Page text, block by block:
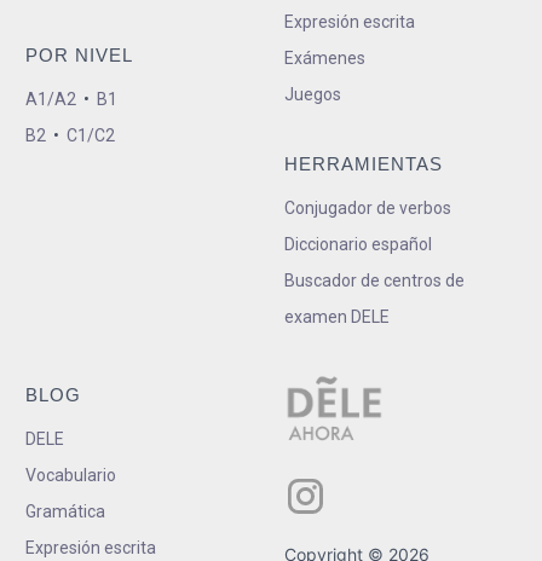
POR NIVEL
A1/A2 • B1
B2 • C1/C2
Expresión escrita
Exámenes
Juegos
HERRAMIENTAS
Conjugador de verbos
Diccionario español
Buscador de centros de
examen DELE
BLOG
DELE
Vocabulario
Gramática
Expresión escrita
Copyright © 2026